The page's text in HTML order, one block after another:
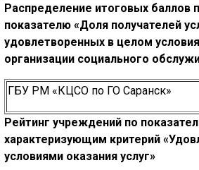
Распределение итоговых баллов
показателю «Доля получателей
удовлетворенных в целом
организации социального
ГБУ РМ «КЦСО по ГО Саранск»
Рейтинг учреждений по
характеризующим критерий «
условиями оказания услуг»